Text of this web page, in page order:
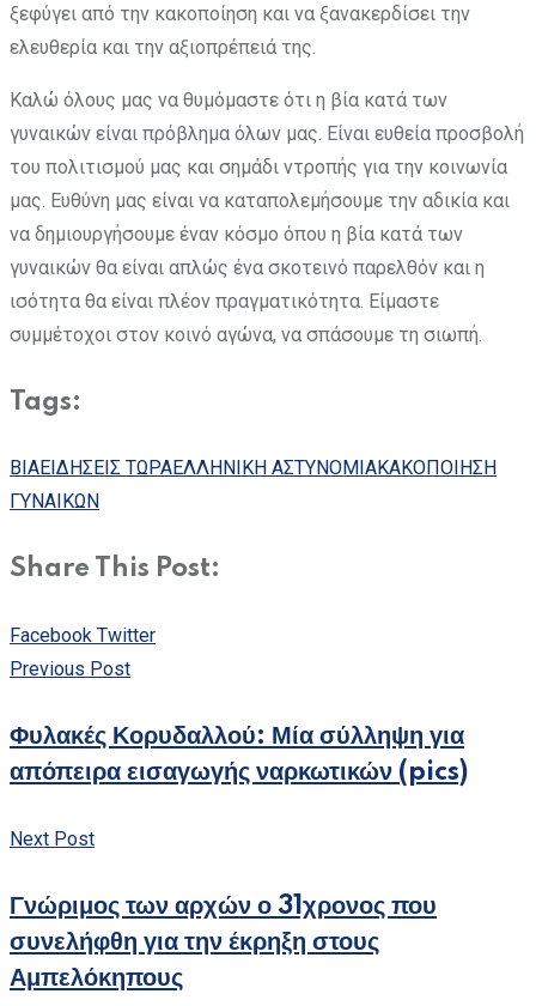
ξεφύγει από την κακοποίηση και να ξανακερδίσει την
ελευθερία και την αξιοπρέπειά της.
Καλώ όλους μας να θυμόμαστε ότι η βία κατά των
γυναικών είναι πρόβλημα όλων μας. Είναι ευθεία προσβολή
του πολιτισμού μας και σημάδι ντροπής για την κοινωνία
μας. Ευθύνη μας είναι να καταπολεμήσουμε την αδικία και
να δημιουργήσουμε έναν κόσμο όπου η βία κατά των
γυναικών θα είναι απλώς ένα σκοτεινό παρελθόν και η
ισότητα θα είναι πλέον πραγματικότητα. Είμαστε
συμμέτοχοι στον κοινό αγώνα, να σπάσουμε τη σιωπή.
Tags:
ΒΙΑΕΙΔΗΣΕΙΣ ΤΩΡΑΕΛΛΗΝΙΚΗ ΑΣΤΥΝΟΜΙΑΚΑΚΟΠΟΙΗΣΗ
ΓΥΝΑΙΚΩΝ
Share This Post:
Facebook TwitterWhatsapp
Share
Previous Post
Φυλακές Κορυδαλλού: Μία σύλληψη για
απόπειρα εισαγωγής ναρκωτικών (pics)
Next Post
Γνώριμος των αρχών ο 31χρονος που
συνελήφθη για την έκρηξη στους
Αμπελόκηπους